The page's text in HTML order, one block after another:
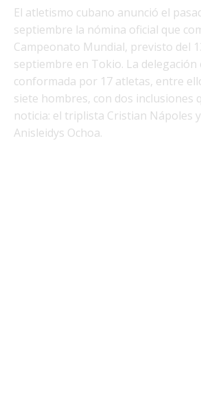
El atletismo cubano anunció el
septiembre la nómina oficial que
Campeonato Mundial, previsto del
septiembre en Tokio. La delegación
conformada por 17 atletas, entre
siete hombres, con dos inclusiones
noticia: el triplista Cristian Nápoles
Anisleidys Ochoa.